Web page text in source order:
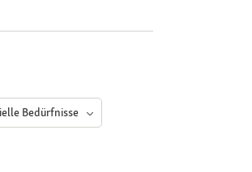
Bedürfnisse